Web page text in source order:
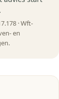
· Wft-
en